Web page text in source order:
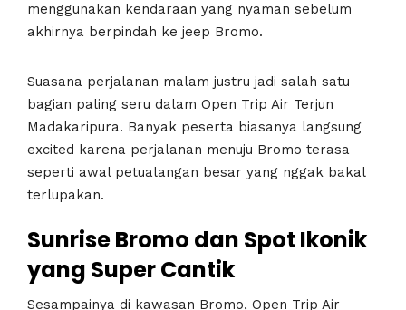
menggunakan kendaraan yang nyaman sebelum
akhirnya berpindah ke jeep Bromo.
Suasana perjalanan malam justru jadi salah satu
bagian paling seru dalam Open Trip Air Terjun
Madakaripura. Banyak peserta biasanya langsung
excited karena perjalanan menuju Bromo terasa
seperti awal petualangan besar yang nggak bakal
terlupakan.
Sunrise Bromo dan Spot Ikonik
yang Super Cantik
Sesampainya di kawasan Bromo, Open Trip Air